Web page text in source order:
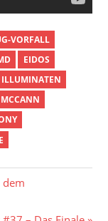
VORFALL
EIDOS
ILLUMINATEN
dem